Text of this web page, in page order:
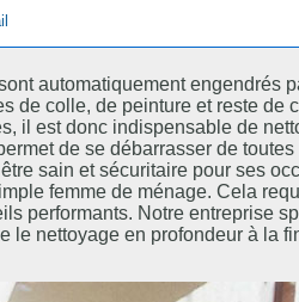
automatiquement engendrés
de colle, de peinture et reste de
il est donc indispensable de
de se débarrasser de toutes
sain et sécuritaire pour ses
femme de ménage. Cela
performants. Notre entreprise
le nettoyage en profondeur à la